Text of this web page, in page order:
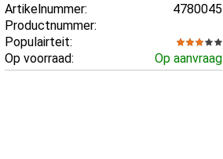
Artikelnummer:
4780045
Productnummer:
Populairteit:
Op voorraad:
Op aanvraag